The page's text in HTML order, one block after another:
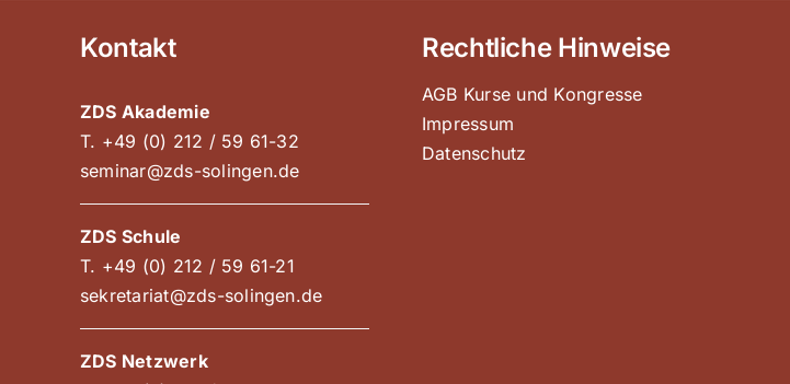
Kontakt
ZDS Akademie
T. +49 (0) 212 / 59 61-32
seminar@zds-solingen.de
ZDS Schule
T. +49 (0) 212 / 59 61-21
sekretariat@zds-solingen.de
ZDS Netzwerk
Rechtliche Hinweise
AGB Kurse und Kongresse
Impressum
Datenschutz